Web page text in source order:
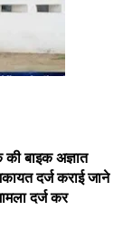
बाइक अज्ञात
दर्ज कराई जाने
दर्ज कर